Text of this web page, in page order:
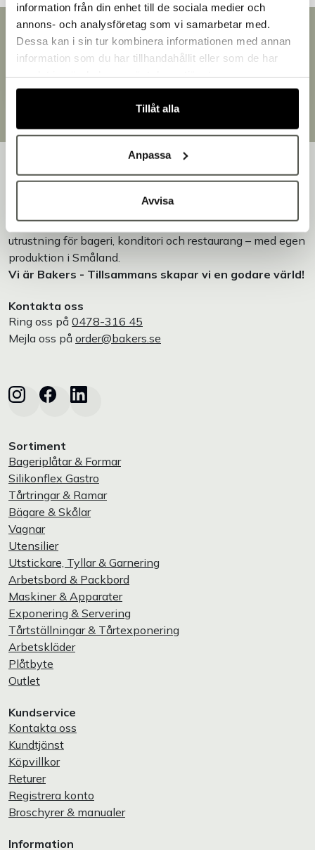
information från din enhet till de sociala medier och
annons- och analysföretag som vi samarbetar med.
Dessa kan i sin tur kombinera informationen med annan
information som du har tillhandahållit eller som de har
Tillåt alla
Anpassa
Avvisa
Snabb leverans
Leverans inom 3-5 arbetsdagar.
Brett sortiment
Designat och tillverkat i Småland
Bakers är en helhetsleverantör av professionell
utrustning för bageri, konditori och restaurang – med egen
produktion i Småland.
Vi är Bakers - Tillsammans skapar vi en godare värld!
Kontakta oss
Ring oss på 0478-316 45
Mejla oss på order@bakers.se
Sortiment
Bageriplåtar & Formar
Silikonflex Gastro
Tårtringar & Ramar
Bägare & Skålar
Vagnar
Utensilier
Utstickare, Tyllar & Garnering
Arbetsbord & Packbord
Maskiner & Apparater
Exponering & Servering
Tårtställningar & Tårtexponering
Arbetskläder
Plåtbyte
Outlet
Kundservice
Kontakta oss
Kundtjänst
Köpvillkor
Returer
Registrera konto
Broschyrer & manualer
Information
Välkommen till Bakers!
Handlar du som företag eller privatperson?
Fortsätt som privatperson